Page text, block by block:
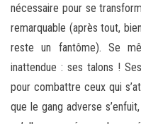
nécessaire pour se
remarquable (après tout,
reste un fantôme). Se
inattendue : ses talons !
pour combattre ceux qui
que le gang adverse